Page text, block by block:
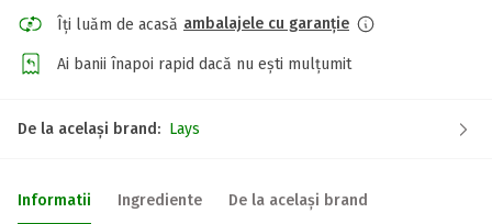
Îți luăm de acasă ambalajele cu garanție
Ai banii înapoi rapid dacă nu ești mulțumit
De la același brand: Lays
Informatii Ingrediente De la același brand